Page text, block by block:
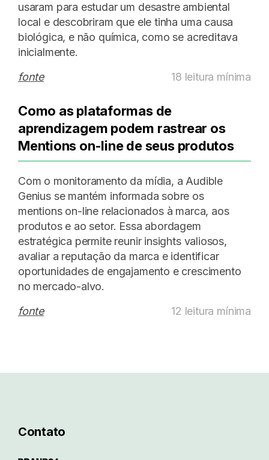
usaram para estudar um desastre ambiental
local e descobriram que ele tinha uma causa
biológica, e não química, como se acreditava
inicialmente.
fonte
18 leitura mínima
Como as plataformas de
aprendizagem podem rastrear os
Mentions on-line de seus produtos
Com o monitoramento da mídia, a Audible
Genius se mantém informada sobre os
mentions on-line relacionados à marca, aos
produtos e ao setor. Essa abordagem
estratégica permite reunir insights valiosos,
avaliar a reputação da marca e identificar
oportunidades de engajamento e crescimento
no mercado-alvo.
fonte
12 leitura mínima
Contato